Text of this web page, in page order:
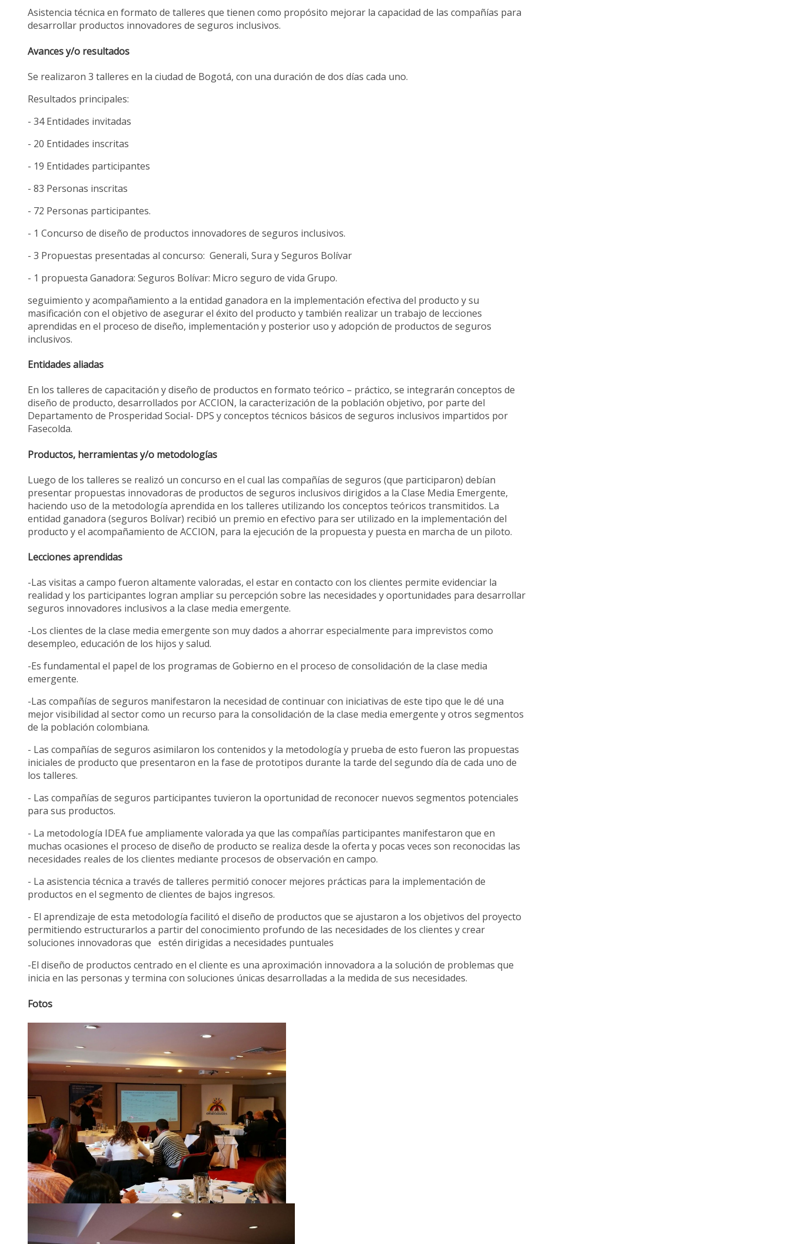
Asistencia técnica en formato de talleres que tienen como propósito mejorar la capacidad de las compañías para
desarrollar productos innovadores de seguros inclusivos.
Avances y/o resultados
Se realizaron 3 talleres en la ciudad de Bogotá, con una duración de dos días cada uno.
Resultados principales:
- 34 Entidades invitadas
- 20 Entidades inscritas
- 19 Entidades participantes
- 83 Personas inscritas
- 72 Personas participantes.
- 1 Concurso de diseño de productos innovadores de seguros inclusivos.
- 3 Propuestas presentadas al concurso: Generali, Sura y Seguros Bolívar
- 1 propuesta Ganadora: Seguros Bolívar: Micro seguro de vida Grupo.
seguimiento y acompañamiento a la entidad ganadora en la implementación efectiva del producto y su
masificación con el objetivo de asegurar el éxito del producto y también realizar un trabajo de lecciones
aprendidas en el proceso de diseño, implementación y posterior uso y adopción de productos de seguros
inclusivos.
Entidades aliadas
En los talleres de capacitación y diseño de productos en formato teórico – práctico, se integrarán conceptos de
diseño de producto, desarrollados por ACCION, la caracterización de la población objetivo, por parte del
Departamento de Prosperidad Social- DPS y conceptos técnicos básicos de seguros inclusivos impartidos por
Fasecolda.
Productos, herramientas y/o metodologías
Luego de los talleres se realizó un concurso en el cual las compañías de seguros (que participaron) debían
presentar propuestas innovadoras de productos de seguros inclusivos dirigidos a la Clase Media Emergente,
haciendo uso de la metodología aprendida en los talleres utilizando los conceptos teóricos transmitidos. La
entidad ganadora (seguros Bolívar) recibió un premio en efectivo para ser utilizado en la implementación del
producto y el acompañamiento de ACCION, para la ejecución de la propuesta y puesta en marcha de un piloto.
Lecciones aprendidas
-Las visitas a campo fueron altamente valoradas, el estar en contacto con los clientes permite evidenciar la
realidad y los participantes logran ampliar su percepción sobre las necesidades y oportunidades para desarrollar
seguros innovadores inclusivos a la clase media emergente.
-Los clientes de la clase media emergente son muy dados a ahorrar especialmente para imprevistos como
desempleo, educación de los hijos y salud.
-Es fundamental el papel de los programas de Gobierno en el proceso de consolidación de la clase media
emergente.
-Las compañías de seguros manifestaron la necesidad de continuar con iniciativas de este tipo que le dé una
mejor visibilidad al sector como un recurso para la consolidación de la clase media emergente y otros segmentos
de la población colombiana.
- Las compañías de seguros asimilaron los contenidos y la metodología y prueba de esto fueron las propuestas
iniciales de producto que presentaron en la fase de prototipos durante la tarde del segundo día de cada uno de
los talleres.
- Las compañías de seguros participantes tuvieron la oportunidad de reconocer nuevos segmentos potenciales
para sus productos.
- La metodología IDEA fue ampliamente valorada ya que las compañías participantes manifestaron que en
muchas ocasiones el proceso de diseño de producto se realiza desde la oferta y pocas veces son reconocidas las
necesidades reales de los clientes mediante procesos de observación en campo.
- La asistencia técnica a través de talleres permitió conocer mejores prácticas para la implementación de
productos en el segmento de clientes de bajos ingresos.
- El aprendizaje de esta metodología facilitó el diseño de productos que se ajustaron a los objetivos del proyecto
permitiendo estructurarlos a partir del conocimiento profundo de las necesidades de los clientes y crear
soluciones innovadoras que estén dirigidas a necesidades puntuales
-El diseño de productos centrado en el cliente es una aproximación innovadora a la solución de problemas que
inicia en las personas y termina con soluciones únicas desarrolladas a la medida de sus necesidades.
Fotos